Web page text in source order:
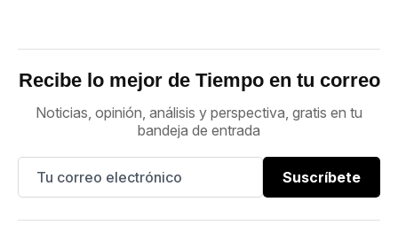
Recibe lo mejor de Tiempo en tu correo
Noticias, opinión, análisis y perspectiva, gratis en tu
bandeja de entrada
Suscríbete